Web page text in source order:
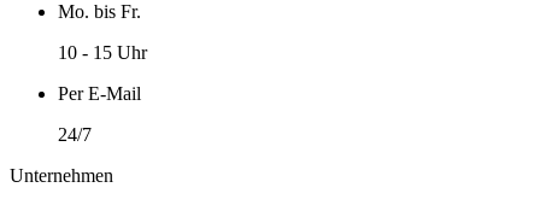
Mo. bis Fr.
10 - 15 Uhr
Per E-Mail
24/7
Unternehmen